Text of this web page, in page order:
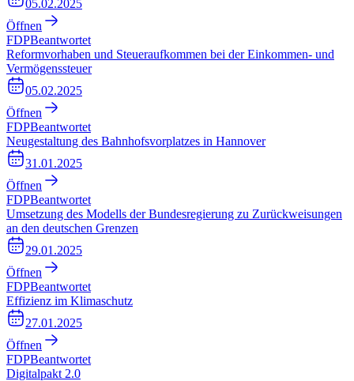
05.02.2025
Öffnen
FDPBeantwortet
Reformvorhaben und Steueraufkommen bei der Einkommen- und
Vermögenssteuer
05.02.2025
Öffnen
FDPBeantwortet
Neugestaltung des Bahnhofsvorplatzes in Hannover
31.01.2025
Öffnen
FDPBeantwortet
Umsetzung des Modells der Bundesregierung zu Zurückweisungen
an den deutschen Grenzen
29.01.2025
Öffnen
FDPBeantwortet
Effizienz im Klimaschutz
27.01.2025
Öffnen
FDPBeantwortet
Digitalpakt 2.0